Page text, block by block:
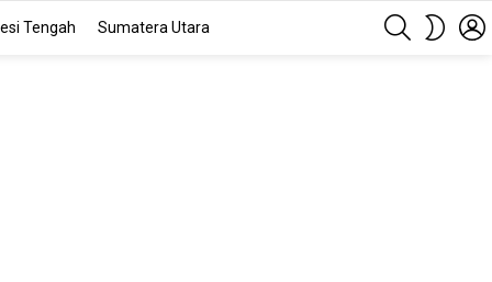
Tengah Sumatera Utara
SEARCH
SKIN